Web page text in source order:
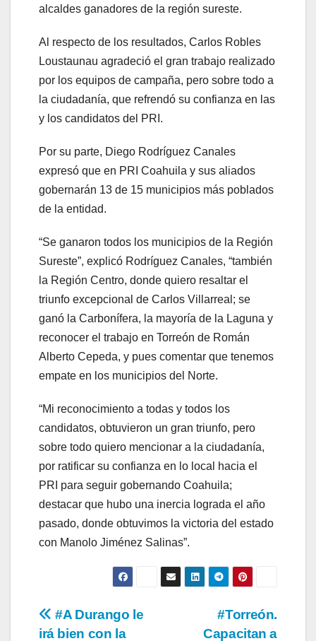
alcaldes ganadores de la región sureste.
Al respecto de los resultados, Carlos Robles
Loustaunau agradeció el gran trabajo realizado
por los equipos de campaña, pero sobre todo a
la ciudadanía, que refrendó su confianza en las
y los candidatos del PRI.
Por su parte, Diego Rodríguez Canales
expresó que en PRI Coahuila y sus aliados
gobernarán 13 de 15 municipios más poblados
de la entidad.
“Se ganaron todos los municipios de la Región
Sureste”, explicó Rodríguez Canales, “también
la Región Centro, donde quiero resaltar el
triunfo excepcional de Carlos Villarreal; se
ganó la Carbonífera, la mayoría de la Laguna y
reconocer el trabajo en Torreón de Román
Alberto Cepeda, y pues comentar que tenemos
empate en los municipios del Norte.
“Mi reconocimiento a todas y todos los
candidatos, obtuvieron un gran triunfo, pero
sobre todo quiero mencionar a la ciudadanía,
por ratificar su confianza en lo local hacia el
PRI para seguir gobernando Coahuila;
destacar que hubo una inercia lograda el año
pasado, donde obtuvimos la victoria del estado
con Manolo Jiménez Salinas”.
Navegación
#Torreón.
Capacitan a
#A Durango le
irá bien con la